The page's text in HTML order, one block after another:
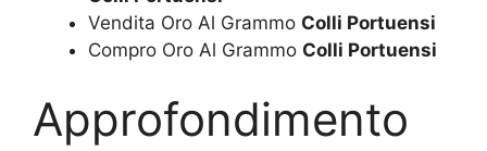
Vendita Oro Al Grammo Colli Portuensi
Compro Oro Al Grammo Colli Portuensi
Approfondimento